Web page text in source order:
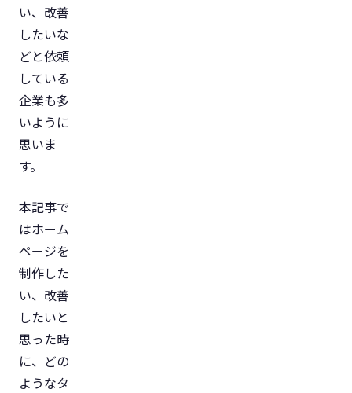
い、改善
したいな
どと依頼
している
企業も多
いように
思いま
す。
本記事で
はホーム
ページを
制作した
い、改善
したいと
思った時
に、どの
ようなタ